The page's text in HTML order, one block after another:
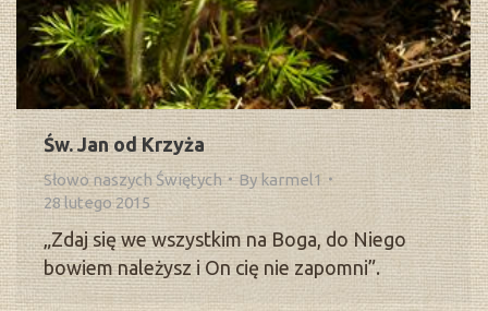
Św. Jan od Krzyża
Słowo naszych Świętych By karmel1
28 lutego 2015
„Zdaj się we wszystkim na Boga, do Niego
bowiem należysz i On cię nie zapomni”.